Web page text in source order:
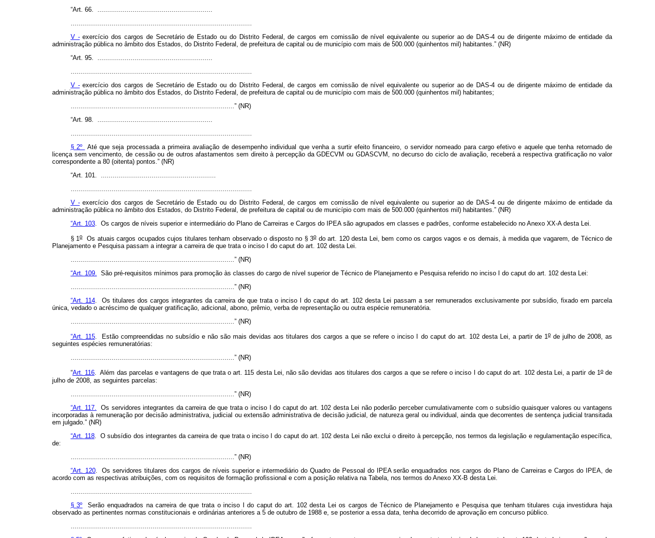
“Art. 66. ...........................................................
V -exercício dos cargos de Secretário de Estado ou do Distrito Federal, de cargos em comissão de nível equivalente ou superior ao de DAS-4 ou de dirigente máximo de entidade da
administração pública no âmbito dos Estados, do Distrito Federal, de prefeitura de capital ou de município com mais de 500.000 (quinhentos mil) habitantes.” (NR)
“Art. 95. ...........................................................
V -exercício dos cargos de Secretário de Estado ou do Distrito Federal, de cargos em comissão de nível equivalente ou superior ao de DAS-4 ou de dirigente máximo de entidade da
administração pública no âmbito dos Estados, do Distrito Federal, de prefeitura de capital ou de município com mais de 500.000 (quinhentos mil) habitantes;
....................................................................................” (NR)
“Art. 98. ...........................................................
§ 2º
Até que seja processada a primeira avaliação de desempenho individual que venha a surtir efeito financeiro, o servidor nomeado para cargo efetivo e aquele que tenha retornado de
licença sem vencimento, de cessão ou de outros afastamentos sem direito à percepção da GDECVM ou GDASCVM, no decurso do ciclo de avaliação, receberá a respectiva gratificação no valor
correspondente a 80 (oitenta) pontos.” (NR)
“Art. 101. ...........................................................
V -exercício dos cargos de Secretário de Estado ou do Distrito Federal, de cargos em comissão de nível equivalente ou superior ao de DAS-4 ou de dirigente máximo de entidade da
administração pública no âmbito dos Estados, do Distrito Federal, de prefeitura de capital ou de município com mais de 500.000 (quinhentos mil) habitantes.” (NR)
“Art. 103. Os cargos de níveis superior e intermediário do Plano de Carreiras e Cargos do IPEA são agrupados em classes e padrões, conforme estabelecido no Anexo XX-A desta Lei.
§ 1oOs atuais cargos ocupados cujos titulares tenham observado o disposto no § 3odo art. 120 desta Lei, bem como os cargos vagos e os demais, à medida que vagarem, de Técnico de
Planejamento e Pesquisa passam a integrar a carreira de que trata o inciso I do caputdo art. 102 desta Lei.
....................................................................................” (NR)
“Art. 109.
São pré-requisitos mínimos para promoção às classes do cargo de nível superior de Técnico de Planejamento e Pesquisa referido no inciso I do caputdo art. 102 desta Lei:
....................................................................................” (NR)
“Art. 114. Os titulares dos cargos integrantes da carreira de que trata o inciso I do caputdo art. 102 desta Lei passam a ser remunerados exclusivamente por subsídio, fixado em parcela
única, vedado o acréscimo de qualquer gratificação, adicional, abono, prêmio, verba de representação ou outra espécie remuneratória.
....................................................................................” (NR)
“Art. 115. Estão compreendidas no subsídio e não são mais devidas aos titulares dos cargos a que se refere o inciso I do caputdo art. 102 desta Lei, a partir de 1ode julho de 2008, as
seguintes espécies remuneratórias:
....................................................................................” (NR)
“Art. 116. Além das parcelas e vantagens de que trata o art. 115 desta Lei, não são devidas aos titulares dos cargos a que se refere o inciso I do caputdo art. 102 desta Lei, a partir de 1ode
julho de 2008, as seguintes parcelas:
....................................................................................” (NR)
“Art. 117.
Os servidores integrantes da carreira de que trata o inciso I do caputdo art. 102 desta Lei não poderão perceber cumulativamente com o subsídio quaisquer valores ou vantagens
incorporadas à remuneração por decisão administrativa, judicial ou extensão administrativa de decisão judicial, de natureza geral ou individual, ainda que decorrentes de sentença judicial transitada
em julgado.” (NR)
“Art. 118. O subsídio dos integrantes da carreira de que trata o inciso I do caputdo art. 102 desta Lei não exclui o direito à percepção, nos termos da legislação e regulamentação específica,
de:
....................................................................................” (NR)
“Art. 120. Os servidores titulares dos cargos de níveis superior e intermediário do Quadro de Pessoal do IPEA serão enquadrados nos cargos do Plano de Carreiras e Cargos do IPEA, de
acordo com as respectivas atribuições, com os requisitos de formação profissional e com a posição relativa na Tabela, nos termos do Anexo XX-B desta Lei.
§ 3º Serão enquadrados na carreira de que trata o inciso I do caputdo art. 102 desta Lei os cargos de Técnico de Planejamento e Pesquisa que tenham titulares cuja investidura haja
observado as pertinentes normas constitucionais e ordinárias anteriores a 5 de outubro de 1988 e, se posterior a essa data, tenha decorrido de aprovação em concurso público.